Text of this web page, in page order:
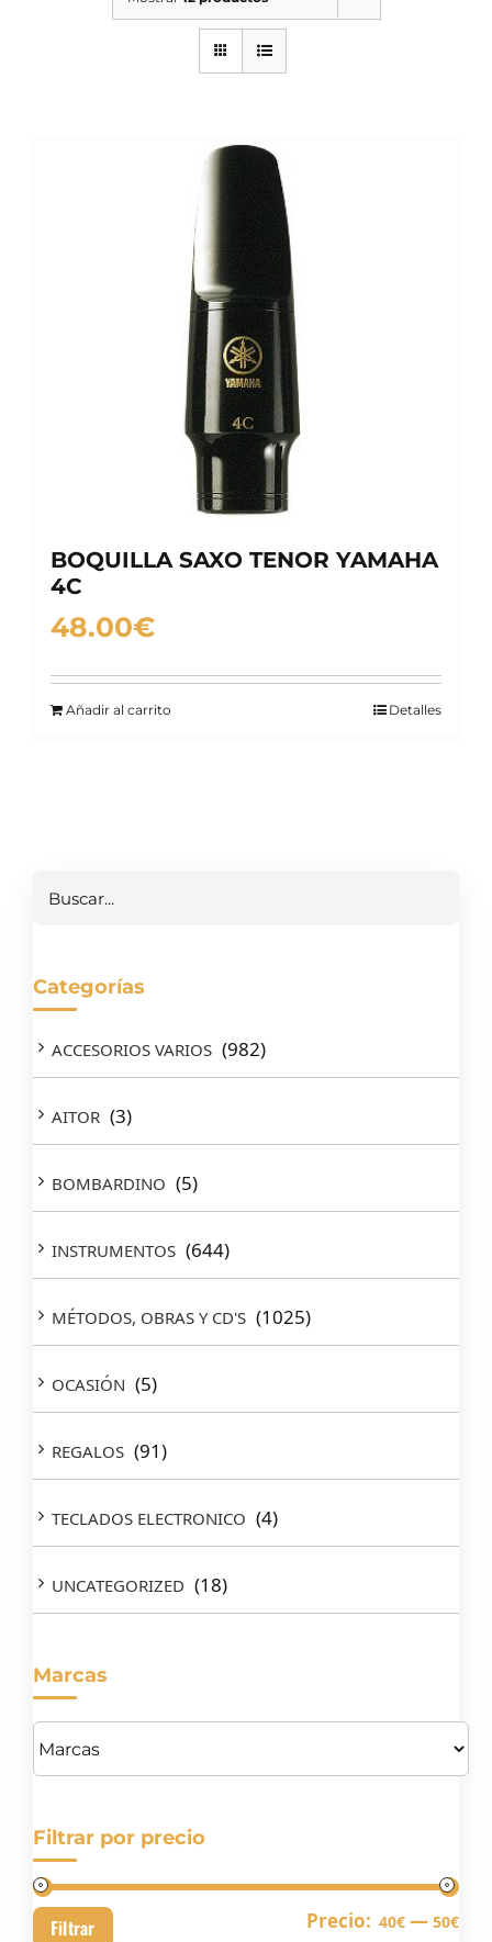
SERVICIOS TALLER
OCASIÓN
BOQUILLA SAXO TENOR YAMAHA
4C
48.00€
Añadir al carrito Detalles
Categorías
ACCESORIOS VARIOS (982)
AITOR (3)
BOMBARDINO (5)
INSTRUMENTOS (644)
MÉTODOS, OBRAS Y CD'S (1025)
OCASIÓN (5)
REGALOS (91)
TECLADOS ELECTRONICO (4)
UNCATEGORIZED (18)
Marcas
Filtrar por precio
Filtrar Precio: 40€ — 50€